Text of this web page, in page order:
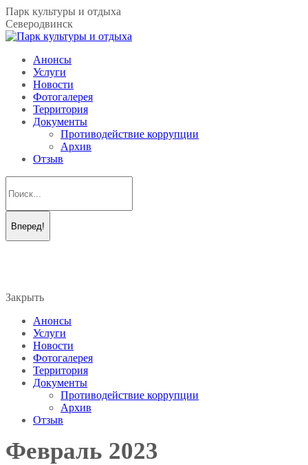
Перейти
к
содержанию
Парк культуры и отдыха
Северодвинск
Анонсы
Услуги
Новости
Фотогалерея
Территория
Документы
Противодействие коррупции
Архив
Отзыв
new
new
Закрыть
Анонсы
Услуги
Новости
Фотогалерея
Территория
Документы
Противодействие коррупции
Архив
Отзыв
Февраль 2023